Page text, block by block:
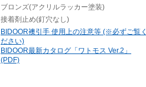
ブロンズ(アクリルラッカー塗装)
接着剤止め(釘穴なし)
BIDOOR襖引手 使用上の注意等 (※必ずご覧く
ださい)
BIDOOR最新カタログ「ワトモス Ver.2」
(PDF)